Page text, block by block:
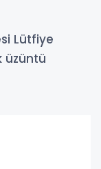
Lütfiye
üzüntü